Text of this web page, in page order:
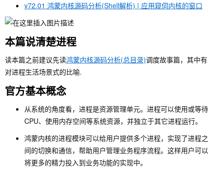
v72.01 鸿蒙内核源码分析(Shell解析) | 应用窥伺内核的窗口
本篇说清楚进程
读本篇之前建议先读鸿蒙内核源码分析(总目录)调度故事篇，其中有
对进程生活场景式的比喻.
官方基本概念
从系统的角度看，进程是资源管理单元。进程可以使用或等待
CPU、使用内存空间等系统资源，并独立于其它进程运行。
鸿蒙内核的进程模块可以给用户提供多个进程，实现了进程之
间的切换和通信，帮助用户管理业务程序流程。这样用户可以
将更多的精力投入到业务功能的实现中。